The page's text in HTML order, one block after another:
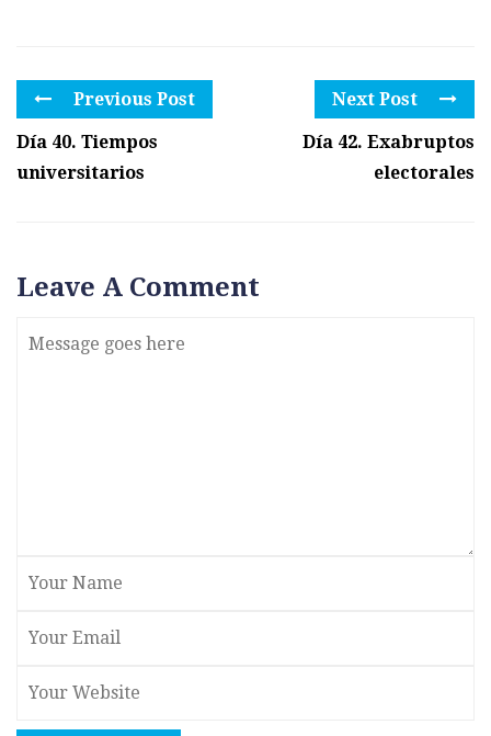
Previous Post
Día 40. Tiempos
universitarios
Next Post
Día 42. Exabruptos
electorales
Leave A Comment